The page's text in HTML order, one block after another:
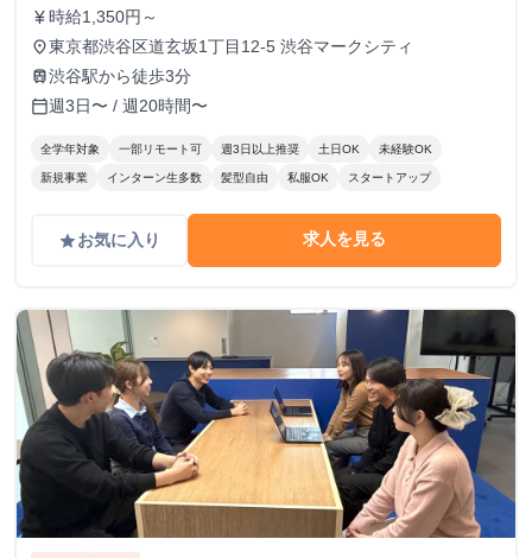
currency_yen 時給1,350円～
place東京都渋谷区道玄坂1丁目12-5 渋谷マークシティ
train渋谷駅から徒歩3分
calendar_today週3日〜 / 週20時間〜
全学年対象 一部リモート可 週3日以上推奨 土日OK 未経験OK
新規事業 インターン生多数 髪型自由 私服OK スタートアップ
gradeお気に入り 求人を見る